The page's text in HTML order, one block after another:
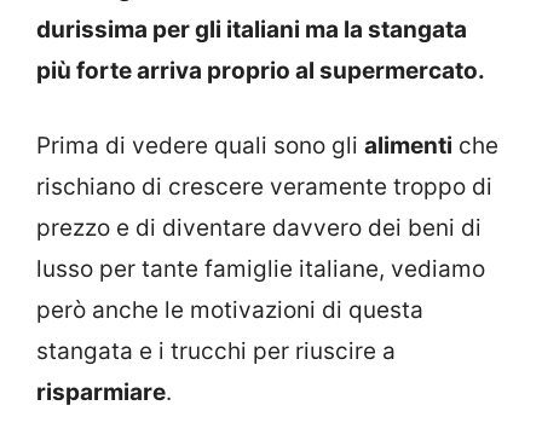
durissima per gli italiani ma la stangata
più forte arriva proprio al supermercato.
Prima di vedere quali sono gli alimenti che
rischiano di crescere veramente troppo di
prezzo e di diventare davvero dei beni di
lusso per tante famiglie italiane, vediamo
però anche le motivazioni di questa
stangata e i trucchi per riuscire a
risparmiare.